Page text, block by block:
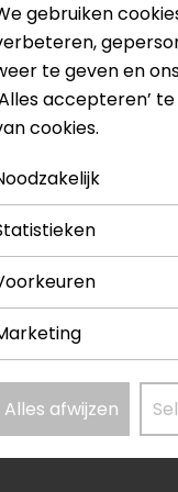
dancontact
je het product
beschikbaar.
gebruiken
te geven en
accepteren’
cookies.
Alles afwijzen